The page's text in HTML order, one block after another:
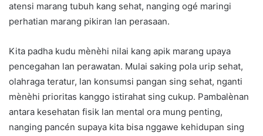
atensi marang tubuh kang sehat, nanging ogé maringi
perhatian marang pikiran lan perasaan.
Kita padha kudu mènèhi nilai kang apik marang upaya
pencegahan lan perawatan. Mulai saking pola urip sehat,
olahraga teratur, lan konsumsi pangan sing sehat, nganti
mènèhi prioritas kanggo istirahat sing cukup. Pambalènan
antara kesehatan fisik lan mental ora mung penting,
nanging pancén supaya kita bisa nggawe kehidupan sing